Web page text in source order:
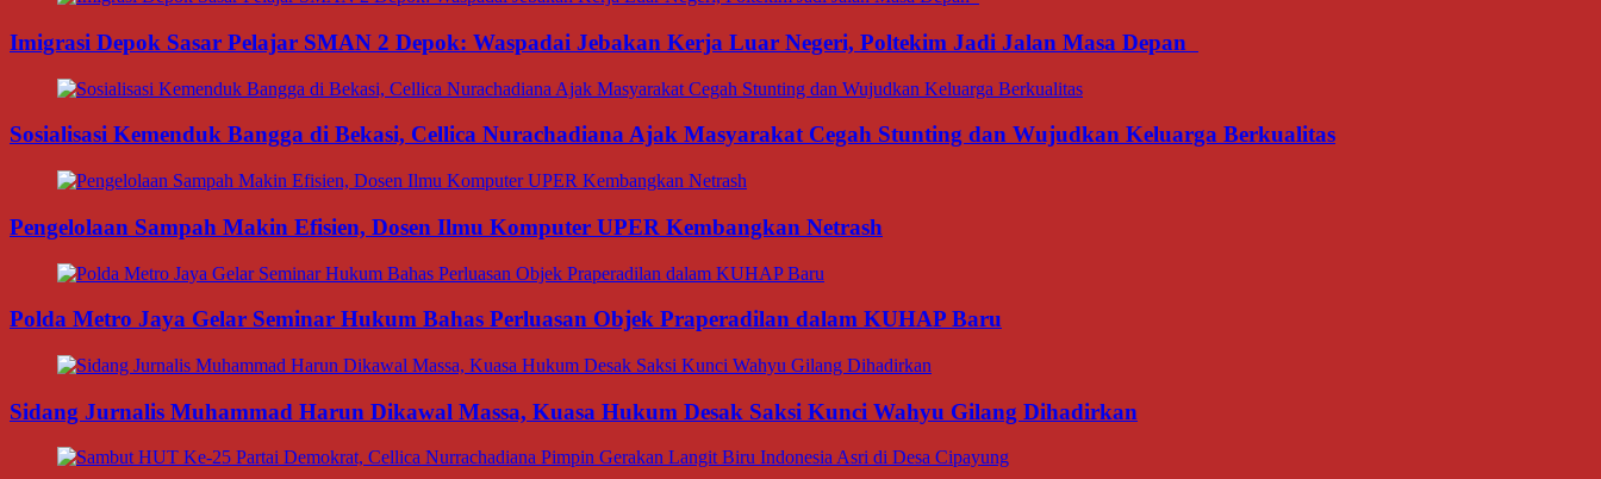
Imigrasi Depok Sasar Pelajar SMAN 2 Depok: Waspadai Jebakan Kerja Luar Negeri, Poltekim Jadi Jalan Masa Depan
Sosialisasi Kemenduk Bangga di Bekasi, Cellica Nurachadiana Ajak Masyarakat Cegah Stunting dan Wujudkan Keluarga Berkualitas
Pengelolaan Sampah Makin Efisien, Dosen Ilmu Komputer UPER Kembangkan Netrash
Polda Metro Jaya Gelar Seminar Hukum Bahas Perluasan Objek Praperadilan dalam KUHAP Baru
Sidang Jurnalis Muhammad Harun Dikawal Massa, Kuasa Hukum Desak Saksi Kunci Wahyu Gilang Dihadirkan